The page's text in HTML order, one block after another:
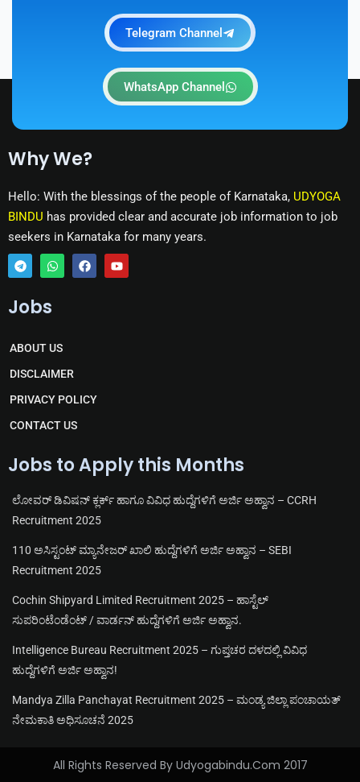
Telegram Channel
WhatsApp Channel
Why We?
Hello: With the blessings of the people of Karnataka, UDYOGA
BINDU has provided clear and accurate job information to job
seekers in Karnataka for many years.
T
l
r
a
m
W
a
a
p
p
F Y
Jobs
ABOUT US
DISCLAIMER
PRIVACY POLICY
CONTACT US
Jobs to Apply this Months
ಲೋವರ್ ಡಿವಿಷನ್ ಕ್ಲರ್ಕ್ ಹಾಗೂ ವಿವಿಧ ಹುದ್ದೆಗಳಿಗೆ ಅರ್ಜಿ ಅಹ್ವಾನ – CCRH
Recruitment 2025
110 ಅಸಿಸ್ಟಂಟ್ ಮ್ಯಾನೇಜರ್ ಖಾಲಿ ಹುದ್ದೆಗಳಿಗೆ ಅರ್ಜಿ ಅಹ್ವಾನ – SEBI
Recruitment 2025
Cochin Shipyard Limited Recruitment 2025 – ಹಾಸ್ಟೆಲ್
ಸುಪರಿಂಟೆಂಡೆಂಟ್ / ವಾರ್ಡನ್ ಹುದ್ದೆಗಳಿಗೆ ಅರ್ಜಿ ಅಹ್ವಾನ.
Intelligence Bureau Recruitment 2025 – ಗುಪ್ತಚರ ದಳದಲ್ಲಿ ವಿವಿಧ
ಹುದ್ದೆಗಳಿಗೆ ಅರ್ಜಿ ಅಹ್ವಾನ!
Mandya Zilla Panchayat Recruitment 2025 – ಮಂಡ್ಯ ಜಿಲ್ಲಾ ಪಂಚಾಯತ್
ನೇಮಕಾತಿ ಅಧಿಸೂಚನೆ 2025
All Rights Reserved By Udyogabindu.com 2017